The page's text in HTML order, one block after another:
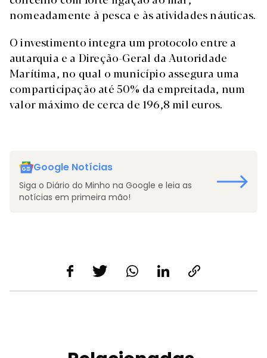
nomeadamente à pesca e às atividades náuticas.
O investimento integra um protocolo entre a
autarquia e a Direção-Geral da Autoridade
Marítima, no qual o município assegura uma
comparticipação até 50% da empreitada, num
valor máximo de cerca de 196,8 mil euros.
Google Notícias
Siga o Diário do Minho na Google e leia as
notícias em primeira mão!